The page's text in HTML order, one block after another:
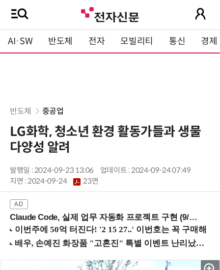
AI·SW 반도체 전자 모빌리티 통신 경제
반도체 중공업
LG화학, 청소년 환경 활동가들과 생물
다양성 알려
발행일 : 2024-09-23 13:06
업데이트 : 2024-09-24 07:49
지면 :2024-09-24 23면
Claude Code, 실제 업무 자동화 프로젝트 구현 (9/16 ~17 강남역)